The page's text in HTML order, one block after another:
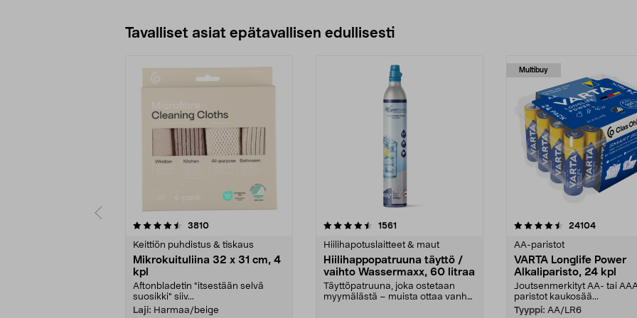
Tavalliset asiat epätavallisen edullisesti
3810arvostelut
Keittiön puhdistus & tiskaus
Mikrokuituliina 32 x 31 cm, 4
kpl
Aftonbladetin "itsestään selvä
suosikki" siiv...
Laji: Harmaa/beige
4.5viidestä
1561
Hiilihapotuslaitteet & maut
Hiilihappopatruuna täyttö /
vaihto Wassermaxx, 60 litraa
Täyttöpatruuna, joka ostetaan
myymälästä – muista ottaa vanha
Multibuy
4.5viidestä
24104arvostelut
AA-paristot
VARTA Longlife Power
Alkaliparisto, 24 kpl
Joutsenmerkityt AA- tai
paristot kaukosää...
Tyyppi: AA/LR6
4.5viidestä